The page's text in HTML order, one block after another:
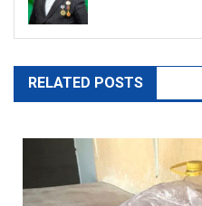
RELATED POSTS